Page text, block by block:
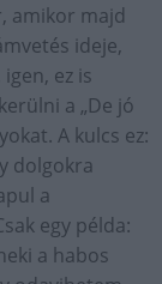
amikor majd
ideje,
ez is
a „De jó
A kulcs ez:
dolgokra
a
egy példa:
a habos